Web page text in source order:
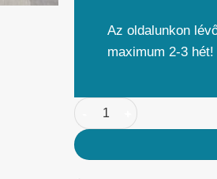
Az oldalunkon
maximum 2-3 hét!